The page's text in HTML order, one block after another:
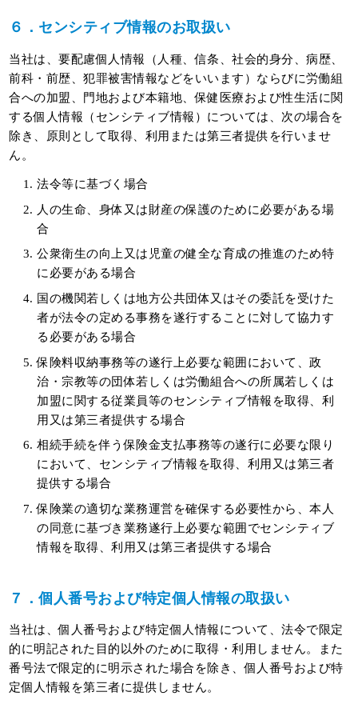
６．センシティブ情報のお取扱い
当社は、要配慮個人情報（人種、信条、社会的身分、病歴、
前科・前歴、犯罪被害情報などをいいます）ならびに労働組
合への加盟、門地および本籍地、保健医療および性生活に関
する個人情報（センシティブ情報）については、次の場合を
除き、原則として取得、利用または第三者提供を行いませ
ん。
法令等に基づく場合
人の生命、身体又は財産の保護のために必要がある場
合
公衆衛生の向上又は児童の健全な育成の推進のため特
に必要がある場合
国の機関若しくは地方公共団体又はその委託を受けた
者が法令の定める事務を遂行することに対して協力す
る必要がある場合
保険料収納事務等の遂行上必要な範囲において、政
治・宗教等の団体若しくは労働組合への所属若しくは
加盟に関する従業員等のセンシティブ情報を取得、利
用又は第三者提供する場合
相続手続を伴う保険金支払事務等の遂行に必要な限り
において、センシティブ情報を取得、利用又は第三者
提供する場合
保険業の適切な業務運営を確保する必要性から、本人
の同意に基づき業務遂行上必要な範囲でセンシティブ
情報を取得、利用又は第三者提供する場合
７．個人番号および特定個人情報の取扱い
当社は、個人番号および特定個人情報について、法令で限定
的に明記された目的以外のために取得・利用しません。また
番号法で限定的に明示された場合を除き、個人番号および特
定個人情報を第三者に提供しません。